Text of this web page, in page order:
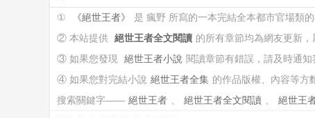
① 《絕世王者》
是 瘋野 所寫的一本完結全本都市官場類的
② 本站提供 絕世王者全文閱讀 的所有章節均為網友更新，
③ 如果您發現 絕世王者小說 閱讀章節有錯誤，請及時通知
④ 如果您對完結小說 絕世王者全集 的作品版權、內容等方
搜索關鍵字—— 絕世王者 、 絕世王者全文閱讀 、 絕世王